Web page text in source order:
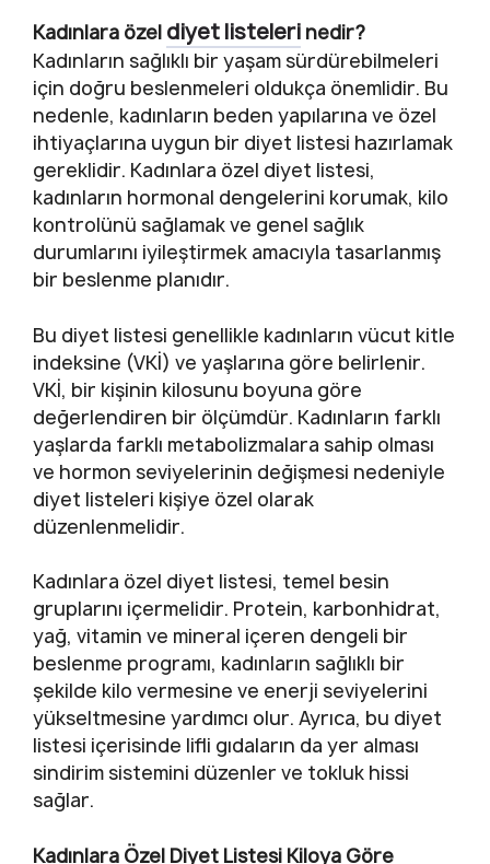
Kadınlara özel diyet listeleri nedir?
Kadınların sağlıklı bir yaşam sürdürebilmeleri
için doğru beslenmeleri oldukça önemlidir. Bu
nedenle, kadınların beden yapılarına ve özel
ihtiyaçlarına uygun bir diyet listesi hazırlamak
gereklidir. Kadınlara özel diyet listesi,
kadınların hormonal dengelerini korumak, kilo
kontrolünü sağlamak ve genel sağlık
durumlarını iyileştirmek amacıyla tasarlanmış
bir beslenme planıdır.
Bu diyet listesi genellikle kadınların vücut kitle
indeksine (VKİ) ve yaşlarına göre belirlenir.
VKİ, bir kişinin kilosunu boyuna göre
değerlendiren bir ölçümdür. Kadınların farklı
yaşlarda farklı metabolizmalara sahip olması
ve hormon seviyelerinin değişmesi nedeniyle
diyet listeleri kişiye özel olarak
düzenlenmelidir.
Kadınlara özel diyet listesi, temel besin
gruplarını içermelidir. Protein, karbonhidrat,
yağ, vitamin ve mineral içeren dengeli bir
beslenme programı, kadınların sağlıklı bir
şekilde kilo vermesine ve enerji seviyelerini
yükseltmesine yardımcı olur. Ayrıca, bu diyet
listesi içerisinde lifli gıdaların da yer alması
sindirim sistemini düzenler ve tokluk hissi
sağlar.
Kadınlara Özel Diyet Listesi Kiloya Göre